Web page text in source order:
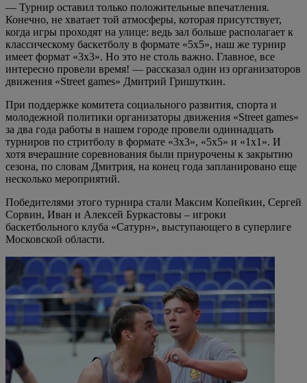
— Турнир оставил только положительные впечатления.
Конечно, не хватает той атмосферы, которая присутствует,
когда игры проходят на улице: ведь зал больше располагает к
классическому баскетболу в формате «5х5», наш же турнир
имеет формат «3х3». Но это не столь важно. Главное, все
интересно провели время! — рассказал один из организаторов
движения «Street games» Дмитрий Гришуткин.
При поддержке комитета социального развития, спорта и
молодежной политики организаторы движения «Street games»
за два года работы в нашем городе провели одиннадцать
турниров по стритболу в формате «3х3», «5х5» и «1х1». И
хотя вчерашние соревнования были приурочены к закрытию
сезона, по словам Дмитрия, на конец года запланировано еще
несколько мероприятий.
Победителями этого турнира стали Максим Копейкин, Сергей
Сорвин, Иван и Алексей Буркастовы – игроки
баскетбольного клуба «Сатурн», выступающего в суперлиге
Московской области.